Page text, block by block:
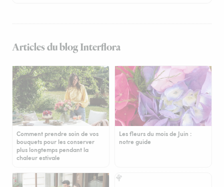
Articles du blog Interflora
Comment prendre soin de vos
bouquets pour les conserver
plus longtemps pendant la
chaleur estivale
Les fleurs du mois de Juin :
notre guide